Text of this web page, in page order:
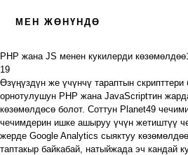
МЕН ЖӨНҮНДӨ
PHP жана JS менен кукилерди көзөмөлдөө
19
Өзүңүздүн же үчүнчү тараптын
орнотулушун PHP жана JavaScriptтин
көзөмөлдөсө болот. Соттун Planet49
чечимдерин ишке ашыруу үчүн жетиштүү
жерде Google Analytics сыяктуу
таптакыр байкабай, натыйжада эч кандай